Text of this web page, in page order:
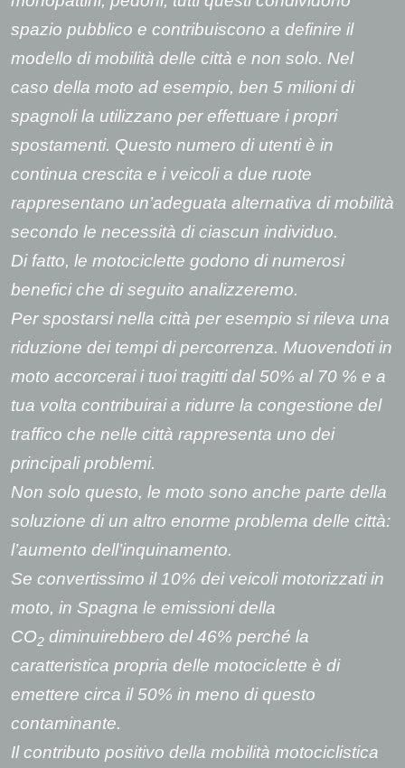
spazio pubblico e contribuiscono a definire il
modello di mobilità delle città e non solo. Nel
caso della moto ad esempio, ben 5 milioni di
spagnoli la utilizzano per effettuare i propri
spostamenti. Questo numero di utenti è in
continua crescita e i veicoli a due ruote
rappresentano un’adeguata alternativa di mobilità
secondo le necessità di ciascun individuo.
Di fatto, le motociclette godono di numerosi
benefici che di seguito analizzeremo.
Per spostarsi nella città per esempio si rileva una
riduzione dei tempi di percorrenza. Muovendoti in
moto accorcerai i tuoi tragitti dal 50% al 70 % e a
tua volta contribuirai a ridurre la congestione del
traffico che nelle città rappresenta uno dei
principali problemi.
Non solo questo, le moto sono anche parte della
soluzione di un altro enorme problema delle città:
l’aumento dell’inquinamento.
Se convertissimo il 10% dei veicoli motorizzati in
moto, in Spagna le emissioni della
CO2 diminuirebbero del 46% perché la
caratteristica propria delle motociclette è di
emettere circa il 50% in meno di questo
contaminante.
Il contributo positivo della mobilità motociclistica